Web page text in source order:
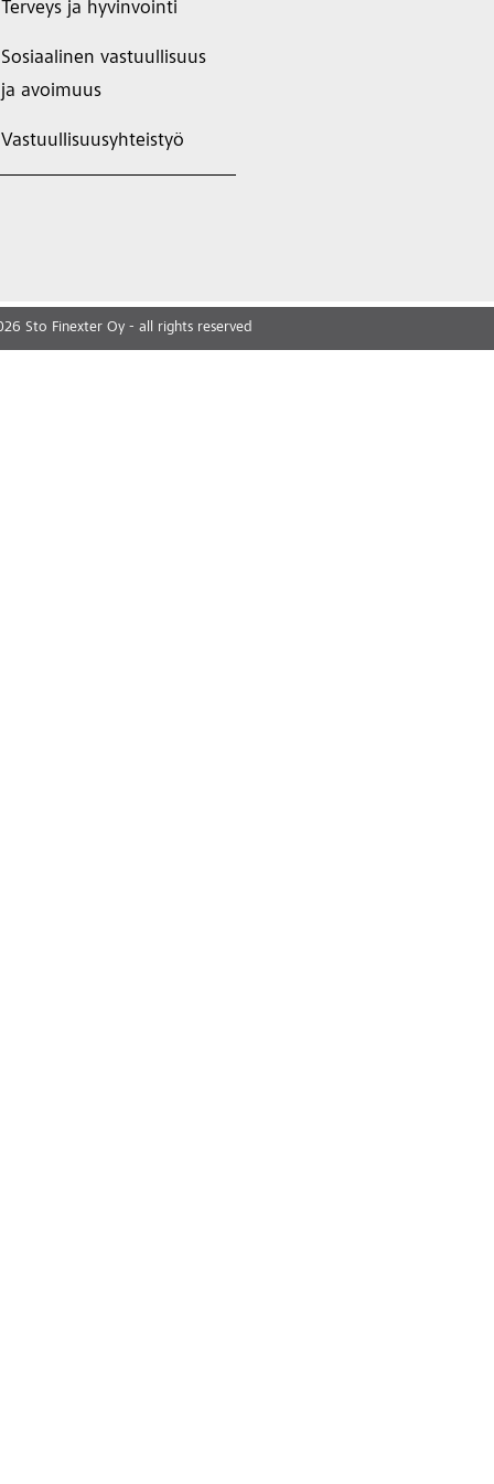
Terveys ja hyvinvointi
Sosiaalinen vastuullisuus
ja avoimuus
Vastuullisuusyhteistyö
Sto Finexter Oy - all rights reserved